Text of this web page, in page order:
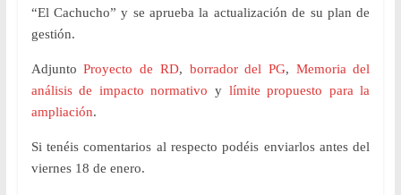
“El Cachucho” y se aprueba la actualización de su plan de
gestión.
AdjuntoProyecto de RD, borrador del PG, Memoria del
análisis de impacto normativo y límite propuesto para la
ampliación.
Si tenéis comentarios al respecto podéis enviarlos antes del
viernes 18 de enero.